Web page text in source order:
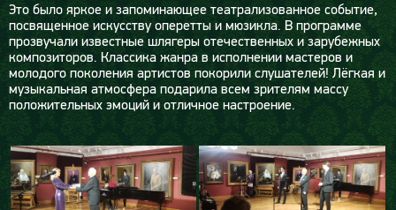
Это было яркое и запоминающее театрализованное событие,
посвященное искусству оперетты и мюзикла. В программе
прозвучали известные шлягеры отечественных и зарубежных
композиторов. Классика жанра в исполнении мастеров и
молодого поколения артистов покорили слушателей! Лёгкая и
музыкальная атмосфера подарила всем зрителям массу
положительных эмоций и отличное настроение.